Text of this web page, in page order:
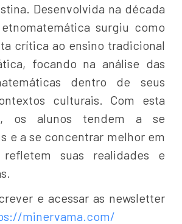
Desenvolvida na década
surgiu como
crítica ao ensino tradicional
focando na análise das
dentro de seus
culturais. Com esta
os alunos tendem a se
e a se concentrar melhor em
suas realidades e
e acessar as newsletter
minervama.com/